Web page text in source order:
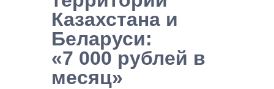
Казахстана и
Беларуси:
«7 000 рублей в
месяц»